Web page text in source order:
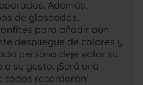
Además,
de glaseados,
para añadir aún
despliegue de colores y
persona deje volar su
su gusto. ¡Será una
todos recordarán!